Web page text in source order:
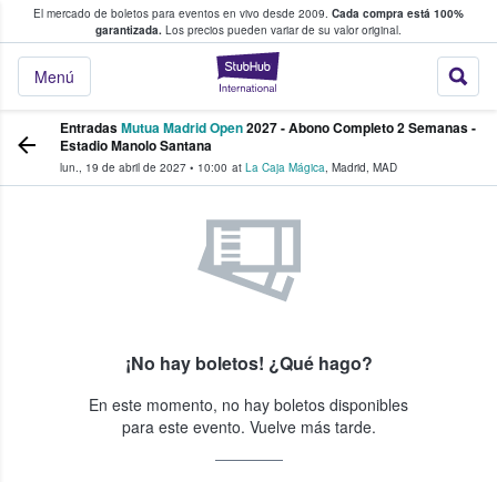
El mercado de boletos para eventos en vivo desde 2009. Cada compra está 100%
garantizada. Los precios pueden variar de su valor original.
StubHub: donde
Menú
fans compran y venden boletos
EntradasMutua Madrid Open2027 - Abono Completo 2 Semanas -
Estadio Manolo Santana
lun., 19 de abril de 2027 • 10:00 at La Caja Mágica, Madrid, MAD
¡No hay boletos! ¿Qué hago?
En este momento, no hay boletos disponibles
para este evento. Vuelve más tarde.